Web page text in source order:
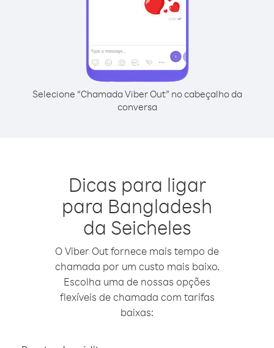
Selecione “Chamada Viber Out” no cabeçalho da
conversa
Dicas para ligar
para Bangladesh
da Seicheles
O Viber Out fornece mais tempo de
chamada por um custo mais baixo.
Escolha uma de nossas opções
flexíveis de chamada com tarifas
baixas: